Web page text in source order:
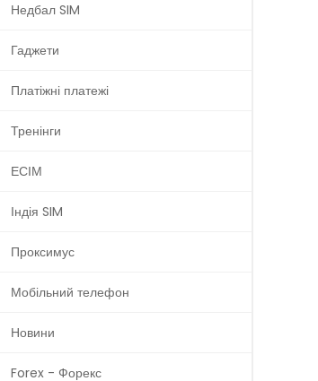
Недбал SIM
Гаджети
Платіжні платежі
Тренінги
ЕСІМ
Індія SIM
Проксимус
Мобільний телефон
Новини
Forex - Форекс